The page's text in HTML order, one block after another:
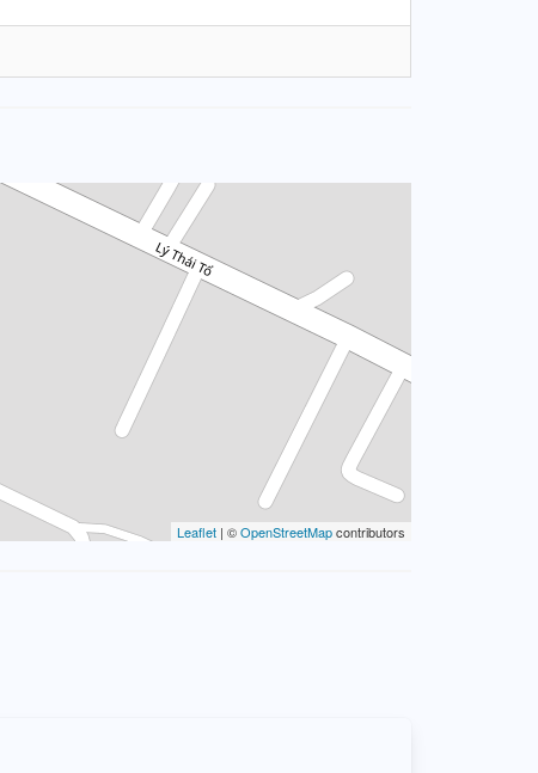
Leaflet | ©OpenStreetMapcontributors